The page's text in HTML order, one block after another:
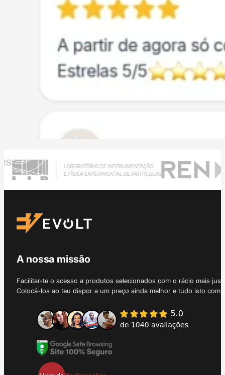
A nossa missão
Facilitar-te o acesso a produtos selecionados com o rácio mais
Colocá-los ao teu dispor a um preço ainda melhor e tudo isto